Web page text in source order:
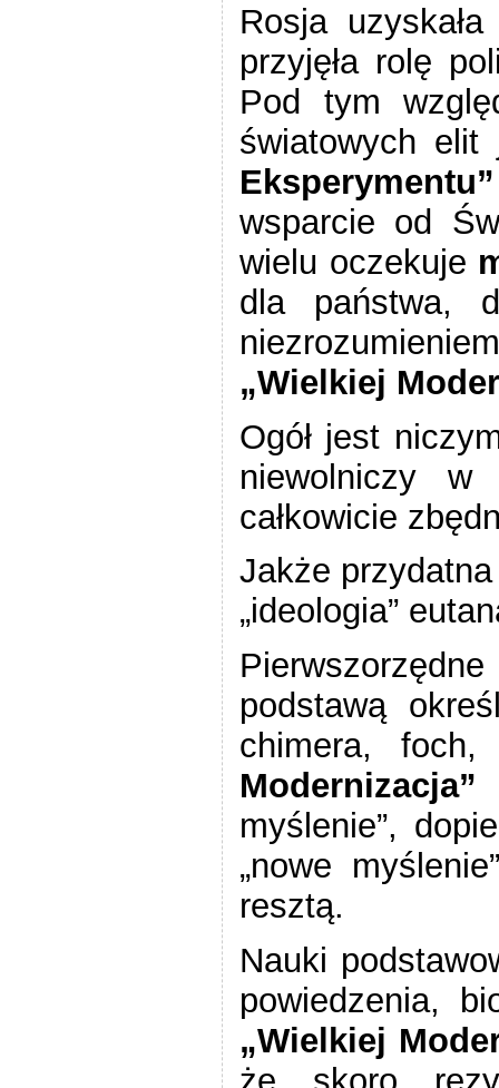
Rosja
przyjęła rolę
Pod tym
światowych
Eksperymentu”
wsparcie od
wielu oczekuje
dla państwa,
„Wielkiej
Ogół jest
niewolniczy
całkowicie
Jakże
„ideologia”
podstawą
chimera,
Modernizacja”
myślenie”,
„nowe
resztą.
Nauki
powiedzenia,
„Wielkiej